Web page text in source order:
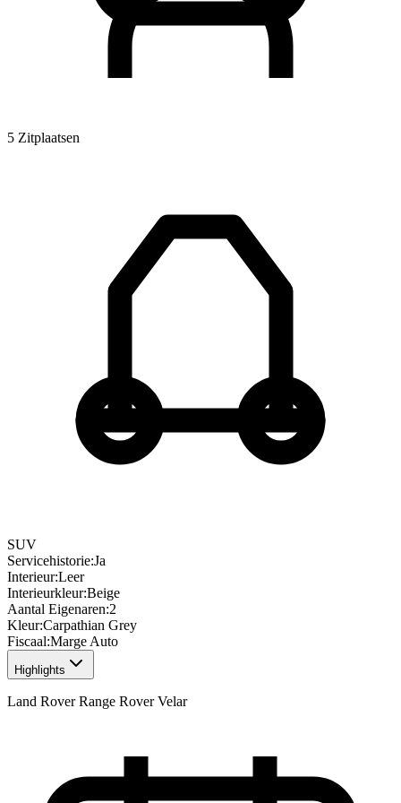
5 Zitplaatsen
SUV
Servicehistorie:Ja
Interieur:Leer
Interieurkleur:Beige
Aantal Eigenaren:2
Kleur:Carpathian Grey
Fiscaal:Marge Auto
Highlights
Land Rover Range Rover Velar